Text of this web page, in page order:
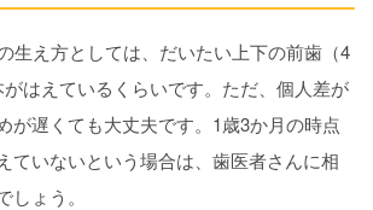
生え方としては、だいたい上下の前歯（4
はえているくらいです。ただ、個人差が
が遅くても大丈夫です。1歳3か月の時点
ていないという場合は、歯医者さんに相
ょう。